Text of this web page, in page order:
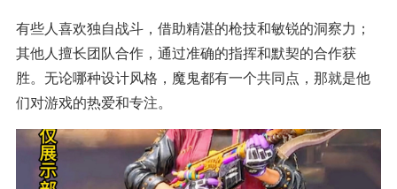
有些人喜欢独自战斗，借助精湛的枪技和敏锐的洞察力；
其他人擅长团队合作，通过准确的指挥和默契的合作获
胜。无论哪种设计风格，魔鬼都有一个共同点，那就是他
们对游戏的热爱和专注。